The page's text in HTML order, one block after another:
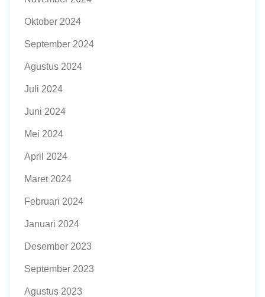
Oktober 2024
September 2024
Agustus 2024
Juli 2024
Juni 2024
Mei 2024
April 2024
Maret 2024
Februari 2024
Januari 2024
Desember 2023
September 2023
Agustus 2023